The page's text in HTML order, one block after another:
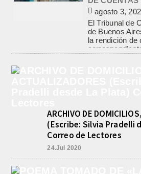
de Buenos
la rendición de
PRE-
BASQUET
ATHLETIC
se...
INFORME DE
LOBOS,
ARCHIVO DE
(Escribe: Silvia Pradelli
Correo de Lectores
24.Jul 2020